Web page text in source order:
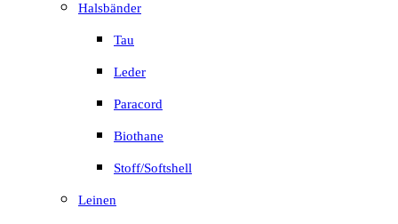
Halsbänder
Tau
Leder
Paracord
Biothane
Stoff/Softshell
Leinen